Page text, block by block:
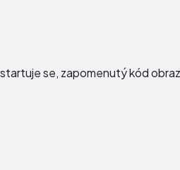
se, zapomenutý kód